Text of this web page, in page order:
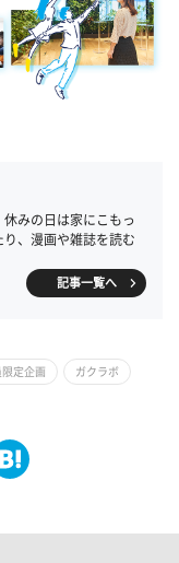
みの日は家にこもっ
、漫画や雑誌を読む
記事一覧へ
限定企画 ガクラボ